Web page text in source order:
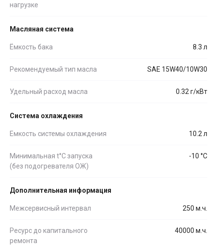
нагрузке
Масляная система
Ёмкость бака 8.3 л
Рекомендуемый тип масла SAE 15W40/10W30
Удельный расход масла 0.32 г/кВт
Система охлаждения
Емкость системы охлаждения 10.2 л
Минимальная t°С запуска
(без подогревателя ОЖ)
-10 °С
Дополнительная информация
Межсервисный интервал 250 м.ч.
Ресурс до капитального
ремонта
40000 м.ч.